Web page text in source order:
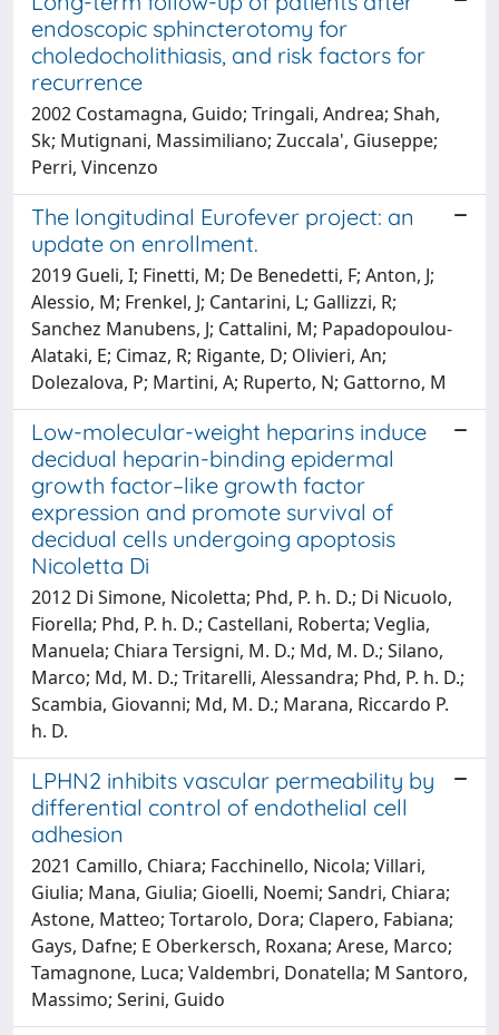
endoscopic sphincterotomy for
choledocholithiasis, and risk factors for
recurrence
2002 Costamagna, Guido; Tringali, Andrea; Shah,
Sk; Mutignani, Massimiliano; Zuccala', Giuseppe;
Perri, Vincenzo
The longitudinal Eurofever project: an
update on enrollment.
2019 Gueli, I; Finetti, M; De Benedetti, F; Anton, J;
Alessio, M; Frenkel, J; Cantarini, L; Gallizzi, R;
Sanchez Manubens, J; Cattalini, M; Papadopoulou-
Alataki, E; Cimaz, R; Rigante, D; Olivieri, An;
Dolezalova, P; Martini, A; Ruperto, N; Gattorno, M
Low-molecular-weight heparins induce
decidual heparin-binding epidermal
growth factor–like growth factor
expression and promote survival of
decidual cells undergoing apoptosis
Nicoletta Di
2012 Di Simone, Nicoletta; Phd, P. h. D.; Di Nicuolo,
Fiorella; Phd, P. h. D.; Castellani, Roberta; Veglia,
Manuela; Chiara Tersigni, M. D.; Md, M. D.; Silano,
Marco; Md, M. D.; Tritarelli, Alessandra; Phd, P. h. D.;
Scambia, Giovanni; Md, M. D.; Marana, Riccardo P.
h. D.
LPHN2 inhibits vascular permeability by
differential control of endothelial cell
adhesion
2021 Camillo, Chiara; Facchinello, Nicola; Villari,
Giulia; Mana, Giulia; Gioelli, Noemi; Sandri, Chiara;
Astone, Matteo; Tortarolo, Dora; Clapero, Fabiana;
Gays, Dafne; E Oberkersch, Roxana; Arese, Marco;
Tamagnone, Luca; Valdembri, Donatella; M Santoro,
Massimo; Serini, Guido